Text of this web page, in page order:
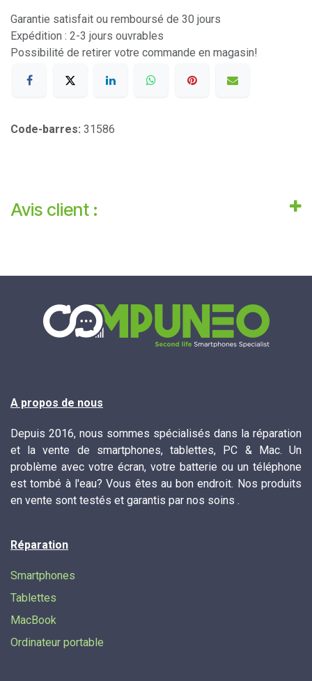
Garantie satisfait ou remboursé de 30 jours
Expédition : 2-3 jours ouvrables
Possibilité de retirer votre commande en magasin!
Code-barres: 31586
Avis client :
A propos de nous
Depuis 2016, nous sommes spécialisés dans la réparation
et la vente de smartphones, tablettes, PC & Mac. Un
problème avec votre écran, votre batterie ou un téléphone
est tombé à l'eau? Vous êtes au bon endroit. Nos produits
en vente sont testés et garantis par nos soins .
Réparation
Smartphones
Tablettes
MacBook
Ordinateur portable